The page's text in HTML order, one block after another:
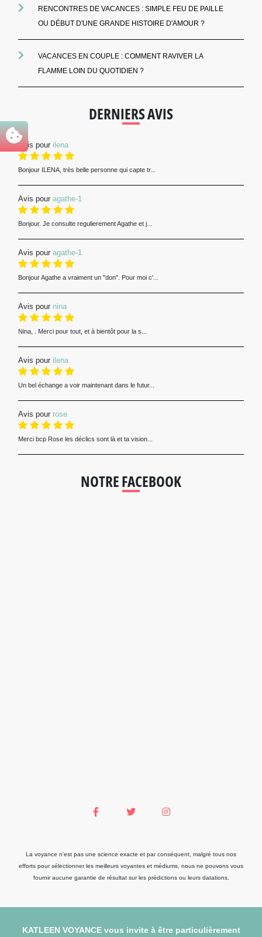
RENCONTRES DE VACANCES : SIMPLE FEU DE PAILLE
OU DÉBUT D'UNE GRANDE HISTOIRE D'AMOUR ?
VACANCES EN COUPLE : COMMENT RAVIVER LA
FLAMME LOIN DU QUOTIDIEN ?
DERNIERS AVIS
Avis pour ilena
Bonjour ILENA, très belle personne qui capte tr...
Avis pour agathe-1
Bonjour. Je consulte regulierement Agathe et j...
Avis pour agathe-1
Bonjour Agathe a vraiment un "don". Pour moi c'...
Avis pour nina
Nina, . Merci pour tout, et à bientôt pour la s...
Avis pour ilena
Un bel échange a voir maintenant dans le futur...
Avis pour rose
Merci bcp Rose les déclics sont là et ta vision...
NOTRE FACEBOOK
La voyance n'est pas une science exacte et par conséquent, malgré tous nos
efforts pour sélectionner les meilleurs voyantes et médiums, nous ne pouvons vous
fournir aucune garantie de résultat sur les prédictions ou leurs datations.
KATLEEN VOYANCE vous invite à être particulièrement